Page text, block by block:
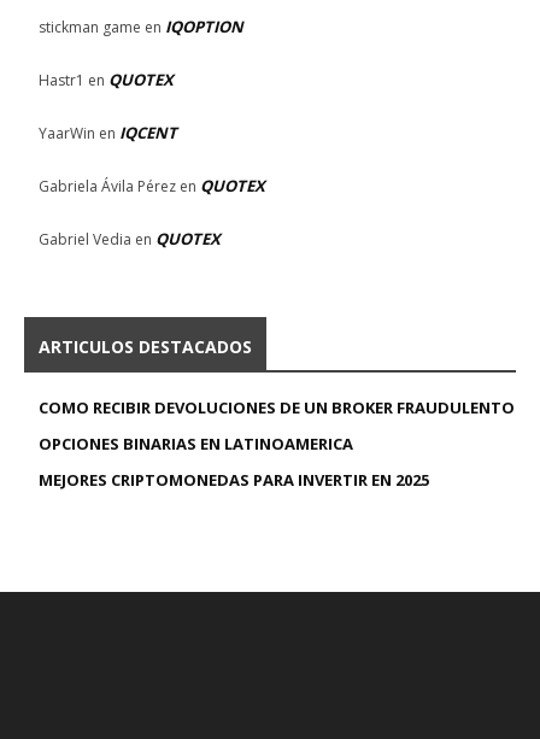
stickman game en IQOPTION
Hastr1 en QUOTEX
YaarWin en IQCENT
Gabriela Ávila Pérez en QUOTEX
Gabriel Vedia en QUOTEX
ARTICULOS DESTACADOS
COMO RECIBIR DEVOLUCIONES DE UN BROKER FRAUDULENTO
OPCIONES BINARIAS EN LATINOAMERICA
MEJORES CRIPTOMONEDAS PARA INVERTIR EN 2025